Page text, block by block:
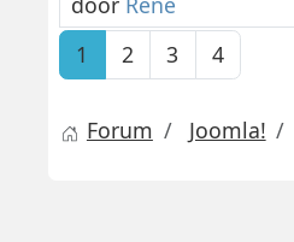
1
2 3 4
Forum Joomla!